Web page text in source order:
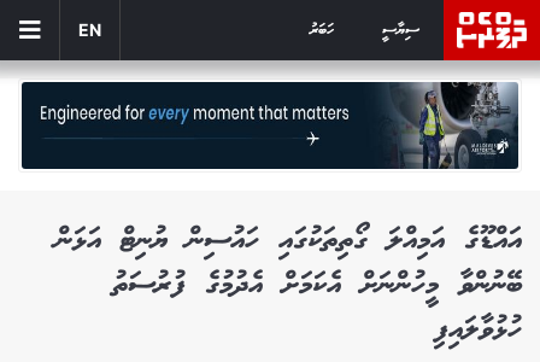
ސިޔާސީ ހަބަރު EN
އައްޑޫގެ އަމިއްލަ ގޯތިތަކުގައި ހައުސިން ޔުނިޓް އަޅަން
ބޭނުންވާ މީހުންނަށް އެކަމަށް އެދުމުގެ ފުރުސަތު
ހުޅުވާލައިފި